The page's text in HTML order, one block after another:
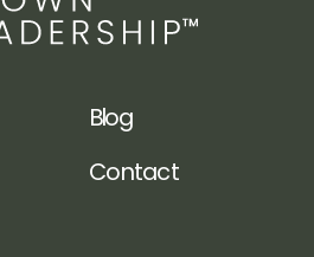
Blog
Contact